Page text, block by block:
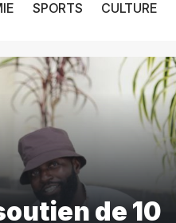
SPORTS CULTURE
de 10